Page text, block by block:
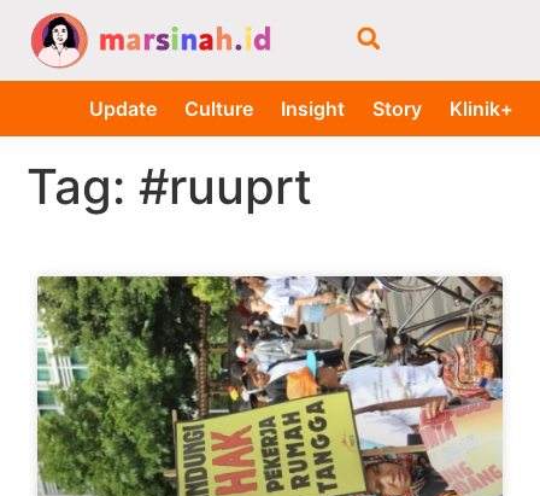
Update Culture Insight Story Klinik+
Tag: #ruuprt